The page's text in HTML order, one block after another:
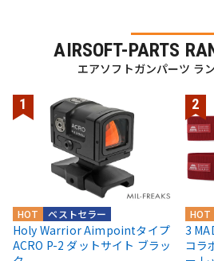
AIRSOFT-PARTS
エアソフトガンパーツ ラ
ベストセラー
HOT
Holy Warrior Aimpointタイプ
ACRO P-2 ダットサイト ブラッ
HOT
3
コラ